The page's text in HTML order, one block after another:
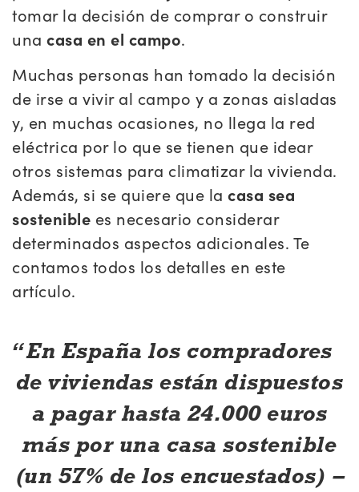
tomar la decisión de comprar o construir
una casa en el campo.
Muchas personas han tomado la decisión
de irse a vivir al campo y a zonas aisladas
y, en muchas ocasiones, no llega la red
eléctrica por lo que se tienen que idear
otros sistemas para climatizar la vivienda.
Además, si se quiere que la casa sea
sostenible es necesario considerar
determinados aspectos adicionales. Te
contamos todos los detalles en este
artículo.
En España los compradores
de viviendas están dispuestos
a pagar hasta 24.000 euros
más por una casa sostenible
(un 57% de los encuestados) –